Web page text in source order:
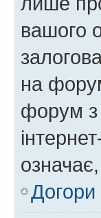
вашого
на
форум з
Догори